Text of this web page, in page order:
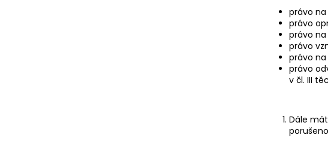
právo na
právo
právo na
právo
právo na
právo
v čl. III
Dále